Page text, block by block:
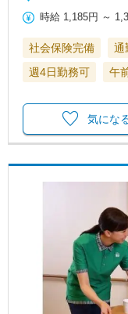
時給 1,185円 ～
社会保険完備 通
週4日勤務可
午
気にな